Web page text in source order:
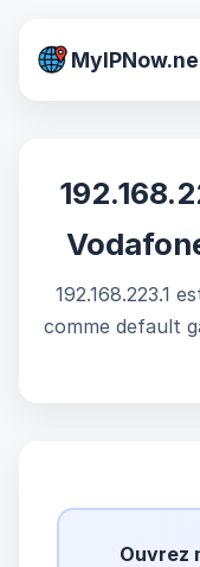
192.168.223.1
comme default
Ouvrez